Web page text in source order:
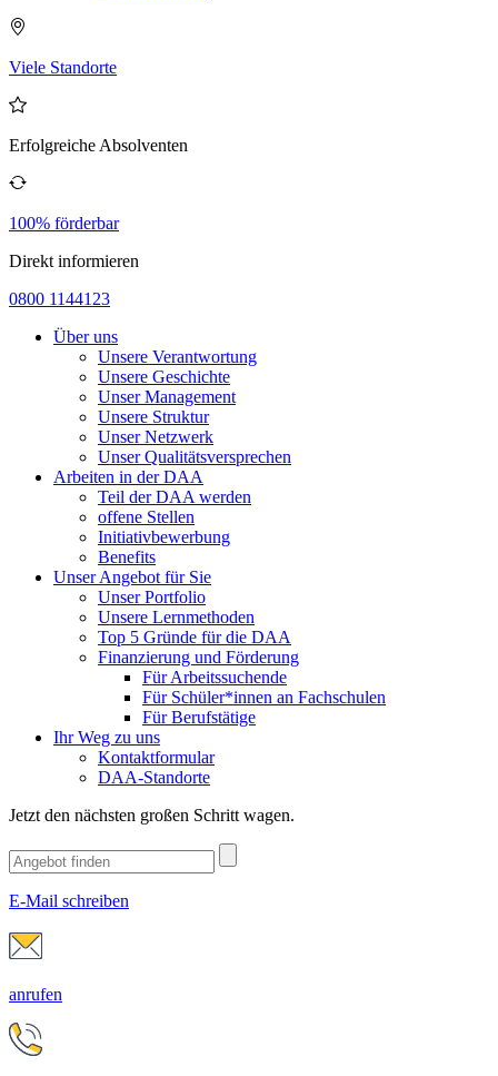
Viele Standorte
Erfolgreiche Absolventen
100% förderbar
Direkt informieren
0800 1144123
Über uns
Unsere Verantwortung
Unsere Geschichte
Unser Management
Unsere Struktur
Unser Netzwerk
Unser Qualitätsversprechen
Arbeiten in der DAA
Teil der DAA werden
offene Stellen
Initiativbewerbung
Benefits
Unser Angebot für Sie
Unser Portfolio
Unsere Lernmethoden
Top 5 Gründe für die DAA
Finanzierung und Förderung
Für Arbeitssuchende
Für Schüler*innen an Fachschulen
Für Berufstätige
Ihr Weg zu uns
Kontaktformular
DAA-Standorte
Jetzt den nächsten großen Schritt wagen.
E-Mail schreiben
anrufen